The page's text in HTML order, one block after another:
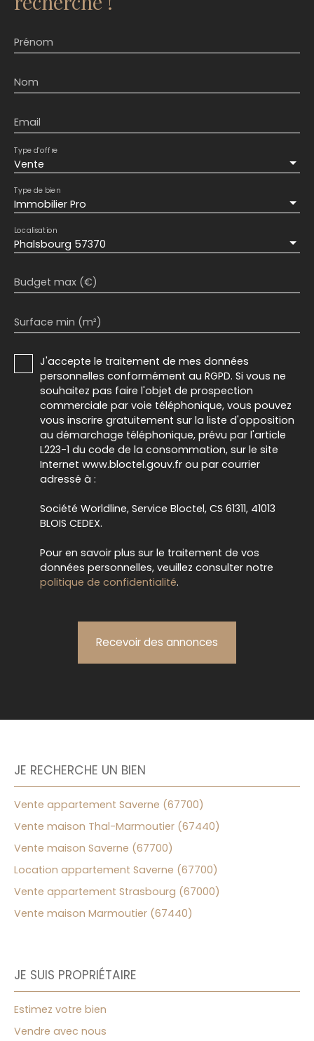
Prénom
Nom
Email
Vente
Type d'offre
Immobilier Pro
Type de bien
Phalsbourg 57370
Localisation
Budget max (€)
Surface min (m²)
J'accepte le traitement de mes données
personnelles conformément au RGPD. Si vous ne
souhaitez pas faire l'objet de prospection
commerciale par voie téléphonique, vous pouvez
vous inscrire gratuitement sur la liste d'opposition
au démarchage téléphonique, prévu par l'article
L223-1 du code de la consommation, sur le site
Internet www.bloctel.gouv.fr ou par courrier
adressé à :
Société Worldline, Service Bloctel, CS 61311, 41013
BLOIS CEDEX.
Pour en savoir plus sur le traitement de vos
données personnelles, veuillez consulter notre
politique de confidentialité.
Recevoir des annonces
JE RECHERCHE UN BIEN
Vente appartement Saverne (67700)
Vente maison Thal-Marmoutier (67440)
Vente maison Saverne (67700)
Location appartement Saverne (67700)
Vente appartement Strasbourg (67000)
Vente maison Marmoutier (67440)
JE SUIS PROPRIÉTAIRE
Estimez votre bien
Vendre avec nous